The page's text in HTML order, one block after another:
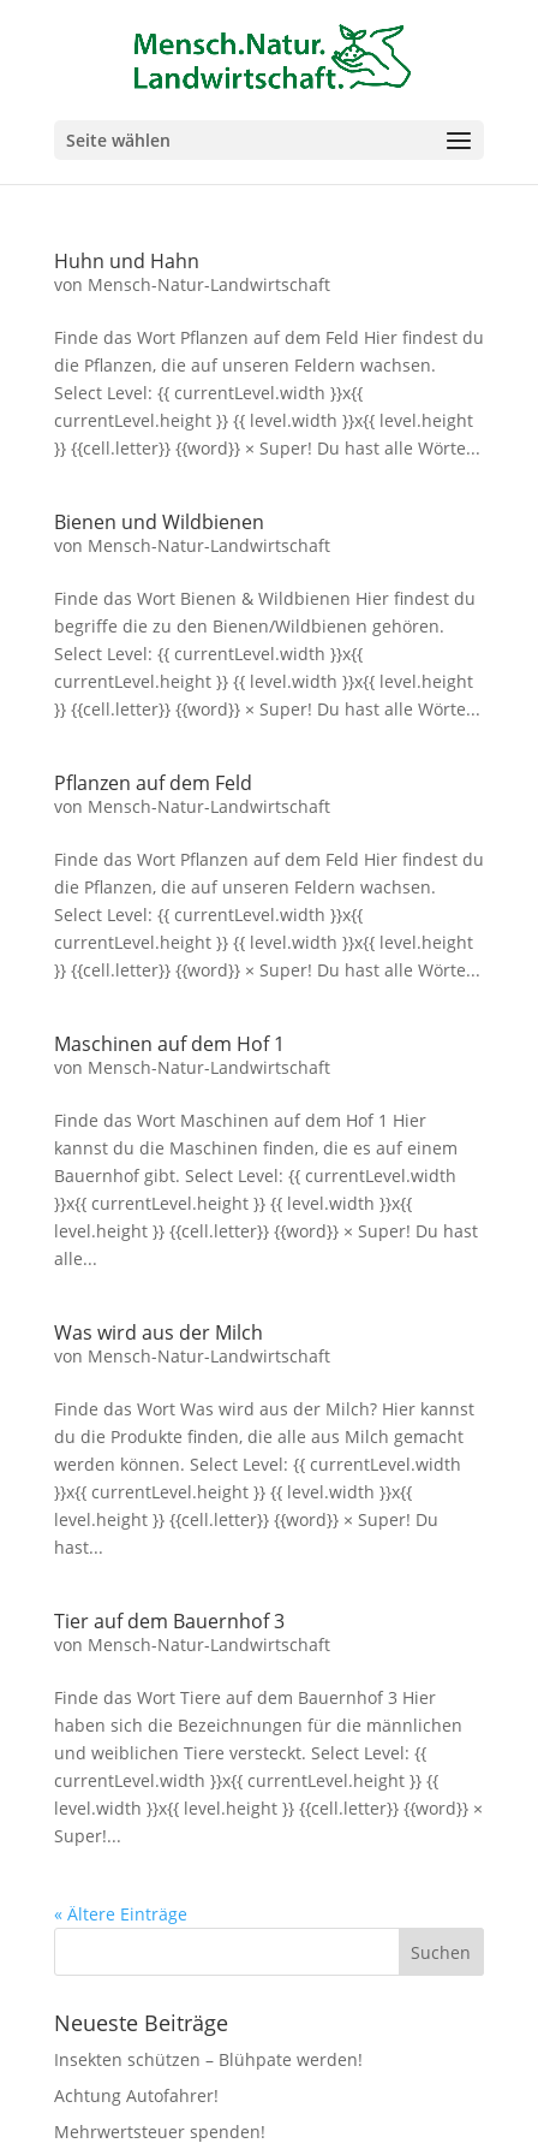
Seite wählen
Huhn und Hahn
von Mensch-Natur-Landwirtschaft
Finde das Wort Pflanzen auf dem Feld Hier findest du
die Pflanzen, die auf unseren Feldern wachsen.
Select Level: {{ currentLevel.width }}x{{
currentLevel.height }} {{ level.width }}x{{ level.height
}} {{cell.letter}} {{word}} × Super! Du hast alle Wörte...
Bienen und Wildbienen
von Mensch-Natur-Landwirtschaft
Finde das Wort Bienen & Wildbienen Hier findest du
begriffe die zu den Bienen/Wildbienen gehören.
Select Level: {{ currentLevel.width }}x{{
currentLevel.height }} {{ level.width }}x{{ level.height
}} {{cell.letter}} {{word}} × Super! Du hast alle Wörte...
Pflanzen auf dem Feld
von Mensch-Natur-Landwirtschaft
Finde das Wort Pflanzen auf dem Feld Hier findest du
die Pflanzen, die auf unseren Feldern wachsen.
Select Level: {{ currentLevel.width }}x{{
currentLevel.height }} {{ level.width }}x{{ level.height
}} {{cell.letter}} {{word}} × Super! Du hast alle Wörte...
Maschinen auf dem Hof 1
von Mensch-Natur-Landwirtschaft
Finde das Wort Maschinen auf dem Hof 1 Hier
kannst du die Maschinen finden, die es auf einem
Bauernhof gibt. Select Level: {{ currentLevel.width
}}x{{ currentLevel.height }} {{ level.width }}x{{
level.height }} {{cell.letter}} {{word}} × Super! Du hast
alle...
Was wird aus der Milch
von Mensch-Natur-Landwirtschaft
Finde das Wort Was wird aus der Milch? Hier kannst
du die Produkte finden, die alle aus Milch gemacht
werden können. Select Level: {{ currentLevel.width
}}x{{ currentLevel.height }} {{ level.width }}x{{
level.height }} {{cell.letter}} {{word}} × Super! Du
hast...
Tier auf dem Bauernhof 3
von Mensch-Natur-Landwirtschaft
Finde das Wort Tiere auf dem Bauernhof 3 Hier
haben sich die Bezeichnungen für die männlichen
und weiblichen Tiere versteckt. Select Level: {{
currentLevel.width }}x{{ currentLevel.height }} {{
level.width }}x{{ level.height }} {{cell.letter}} {{word}} ×
Super!...
« Ältere Einträge
Neueste Beiträge
Insekten schützen – Blühpate werden!
Achtung Autofahrer!
Mehrwertsteuer spenden!